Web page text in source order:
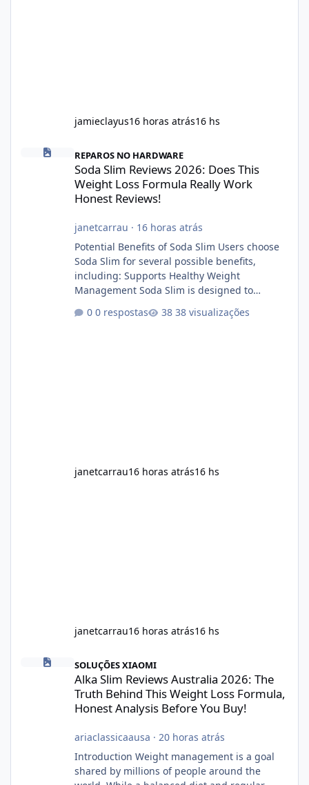
jamieclayus16 horas atrás16 hs
Soda Slim Reviews 2026: Does This Weight Loss Formula Really
REPAROS NO HARDWARE
Soda Slim Reviews 2026: Does This
Weight Loss Formula Really Work
Honest Reviews!
janetcarrau · 16 horas atrás
Potential Benefits of Soda Slim Users choose
Soda Slim for several possible benefits,
including: Supports Healthy Weight
Management Soda Slim is designed to
exercise rather than replace them.
0 respostas 38 visualizações
janetcarrau16 horas atrás16 hs
janetcarrau16 horas atrás16 hs
SOLUÇÕES XIAOMI
Alka Slim Reviews Australia 2026: The
Truth Behind This Weight Loss Formula,
Honest Analysis Before You Buy!
ariaclassicaausa · 20 horas atrás
Introduction Weight management is a goal
shared by millions of people around the